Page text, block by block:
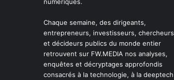
Chaque semaine, des dirigeants,
entrepreneurs, investisseurs, chercheurs
et décideurs publics du monde entier
retrouvent sur FW.MEDIA nos analyses,
enquêtes et décryptages approfondis
consacrés à la technologie, à la deeptech